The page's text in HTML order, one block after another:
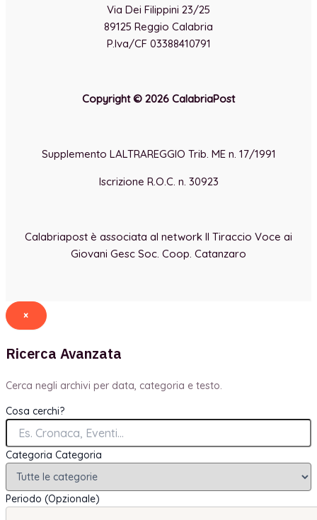
Via Dei Filippini 23/25
89125 Reggio Calabria
P.Iva/CF 03388410791
Copyright © 2026 CalabriaPost
Supplemento LALTRAREGGIO Trib. ME n. 17/1991
Iscrizione R.O.C. n. 30923
Calabriapost è associata al network Il Tiraccio Voce ai
Giovani Gesc Soc. Coop. Catanzaro
×
Ricerca Avanzata
Cerca negli archivi per data, categoria e testo.
Cosa cerchi?
Categoria Categoria
Periodo (Opzionale)